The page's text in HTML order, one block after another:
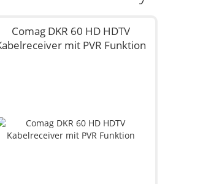
Comag DKR 60 HD HDTV
mit PVR Funktion